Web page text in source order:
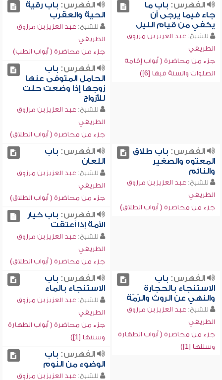
الفهرس: باب ما
جاء فيما يرجى أن
يكفي من قيام الليل
للشيخ: عبد العزيز بن مرزوق
الطريفي
جزء من محاضرة ( أبواب إقامة
الصلوات والسنة فيها [6])
الفهرس: باب رقية
الحية والعقرب
للشيخ: عبد العزيز بن مرزوق
الطريفي
جزء من محاضرة ( أبواب الطب)
الفهرس: باب
الحامل المتوفى عنها
زوجها إذا وضعت حلت
للأزواج
للشيخ: عبد العزيز بن مرزوق
الطريفي
جزء من محاضرة ( أبواب الطلاق)
الفهرس: باب طلاق
المعتوه والصغير
والنائم
للشيخ: عبد العزيز بن مرزوق
الطريفي
جزء من محاضرة ( أبواب الطلاق)
الفهرس: باب
اللعان
للشيخ: عبد العزيز بن مرزوق
الطريفي
جزء من محاضرة ( أبواب الطلاق)
الفهرس: باب خيار
الأمة إذا أعتقت
للشيخ: عبد العزيز بن مرزوق
الطريفي
جزء من محاضرة ( أبواب الطلاق)
الفهرس: باب
الاستنجاء بالحجارة
والنهي عن الروث والرّمّة
للشيخ: عبد العزيز بن مرزوق
الطريفي
جزء من محاضرة ( أبواب الطهارة
وسننها [1])
الفهرس: باب
الاستنجاء بالماء
للشيخ: عبد العزيز بن مرزوق
الطريفي
جزء من محاضرة ( أبواب الطهارة
وسننها [1])
الفهرس: باب
الوضوء من النوم
للشيخ: عبد العزيز بن مرزوق